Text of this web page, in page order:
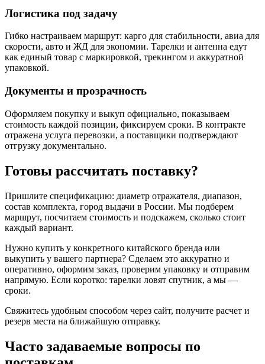
Логистика под задачу
Гибко настраиваем маршрут: карго для стабильности, авиа для
скорости, авто и ЖД для экономии. Тарелки и антенна едут
как единый товар с маркировкой, трекингом и аккуратной
упаковкой.
Документы и прозрачность
Оформляем покупку и выкуп официально, показываем
стоимость каждой позиции, фиксируем сроки. В контракте
отражена услуга перевозки, а поставщики подтверждают
отгрузку документально.
Готовы рассчитать поставку?
Пришлите спецификацию: диаметр отражателя, диапазон,
состав комплекта, город выдачи в России. Мы подберем
маршрут, посчитаем стоимость и подскажем, сколько стоит
каждый вариант.
Нужно купить у конкретного китайского бренда или
выкупить у вашего партнера? Сделаем это аккуратно и
оперативно, оформим заказ, проверим упаковку и отправим
напрямую. Если коротко: тарелки ловят спутник, а мы —
сроки.
Свяжитесь удобным способом через сайт, получите расчет и
резерв места на ближайшую отправку.
Часто задаваемые вопросы по